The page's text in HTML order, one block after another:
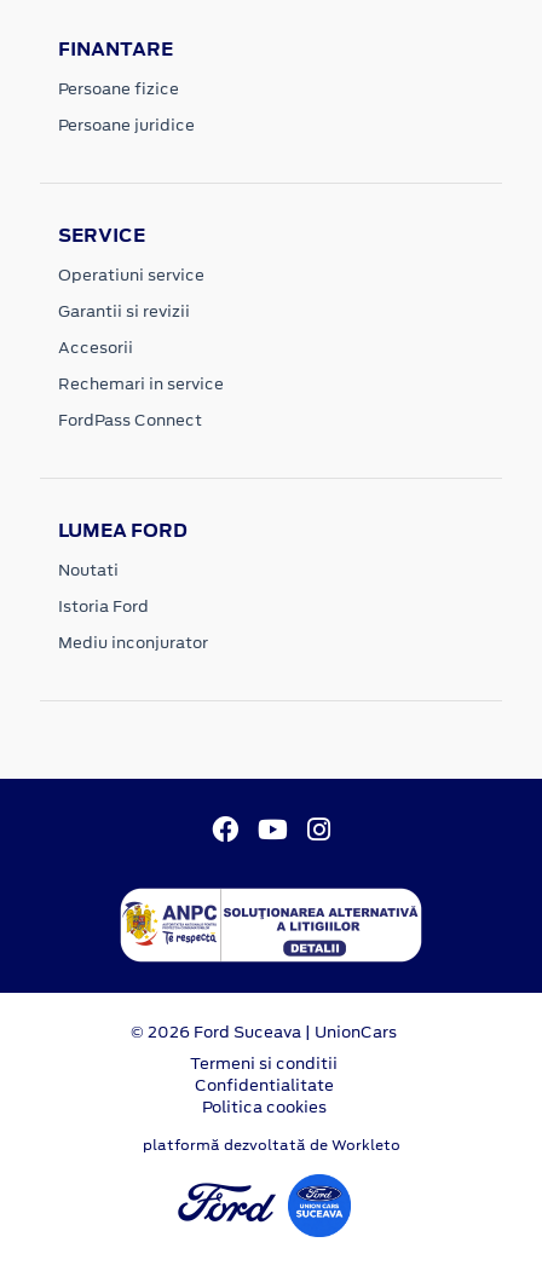
FINANTARE
Persoane fizice
Persoane juridice
SERVICE
Operatiuni service
Garantii si revizii
Accesorii
Rechemari in service
FordPass Connect
LUMEA FORD
Noutati
Istoria Ford
Mediu inconjurator
© 2026 Ford Suceava | UnionCars
Termeni si conditii
Confidentialitate
Politica cookies
platformă dezvoltată de Workleto